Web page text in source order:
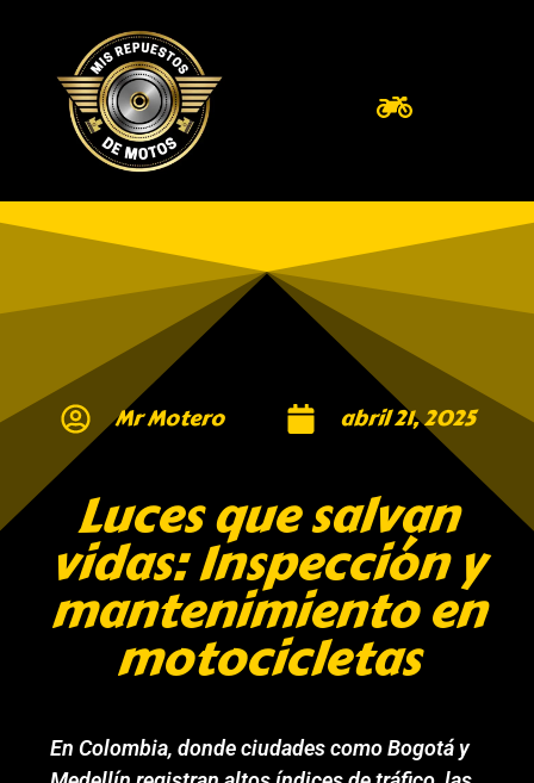
Mr Motero abril 21, 2025
Luces que salvan
vidas: Inspección y
mantenimiento en
motocicletas
En Colombia, donde ciudades como Bogotá y